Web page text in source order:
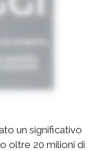
un significativo
oltre 20 milioni di